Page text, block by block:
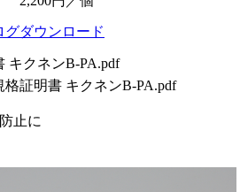
グダウンロード
キクネンB-PA.pdf
格証明書 キクネンB-PA.pdf
止に